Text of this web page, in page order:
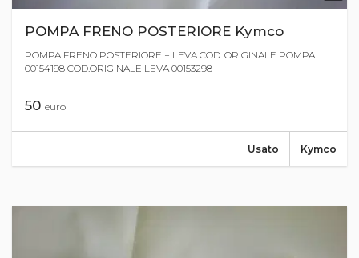
POMPA FRENO POSTERIORE Kymco
POMPA FRENO POSTERIORE + LEVA COD. ORIGINALE POMPA
00154198 COD.ORIGINALE LEVA 00153298
50 euro
Kymco
Usato